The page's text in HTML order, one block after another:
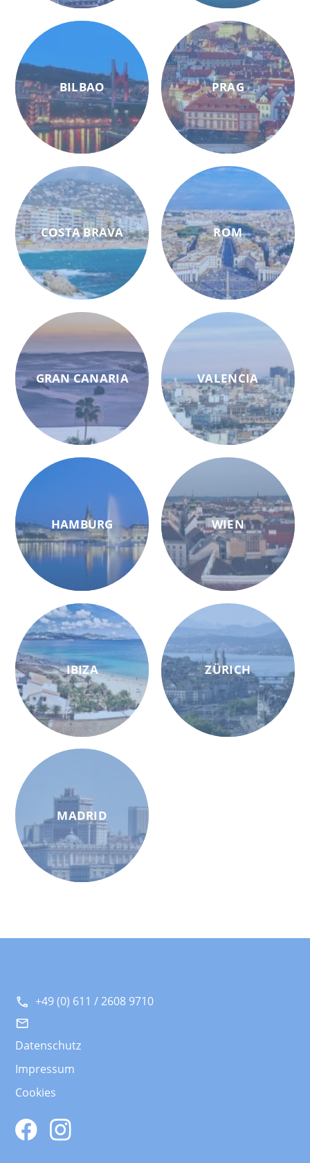
BILBAO
COSTA BRAVA
GRAN CANARIA
HAMBURG
IBIZA
MADRID
PRAG
ROM
VALENCIA
WIEN
ZÜRICH
+49 (0) 611 / 2608 9710
Datenschutz
Impressum
Cookies